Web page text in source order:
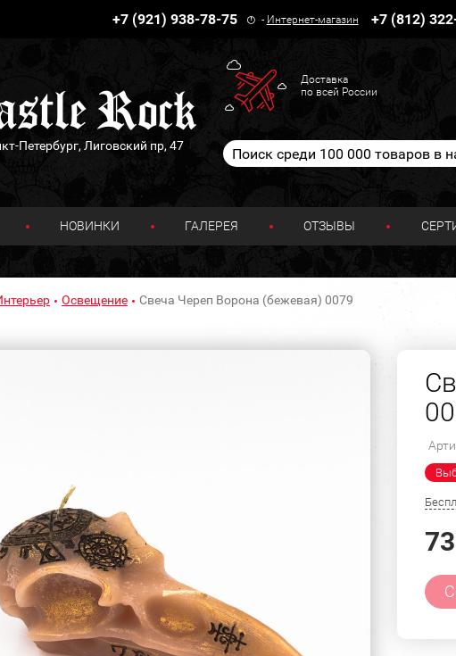
+7 (921) 938-78-75 - Интернет-магазин +7 (812)
Петербург, Лиговский пр, 47
Доставка
по всей России
НОВИНКИ ГАЛЕРЕЯ ОТЗЫВЫ
Освещение Свеча Череп Ворона (бежевая) 0079